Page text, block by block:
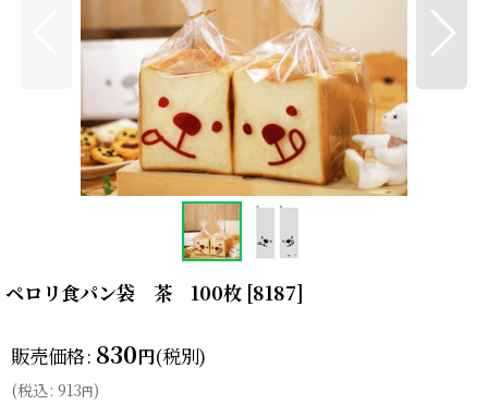
ペロリ食パン袋 茶 100枚 [8187]
販売価格: 830円(税別)
(税込: 913円)